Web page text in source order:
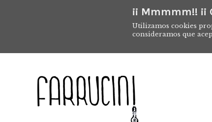
¡¡ Mmmmm!!
Utilizamos cookies
consideramos que